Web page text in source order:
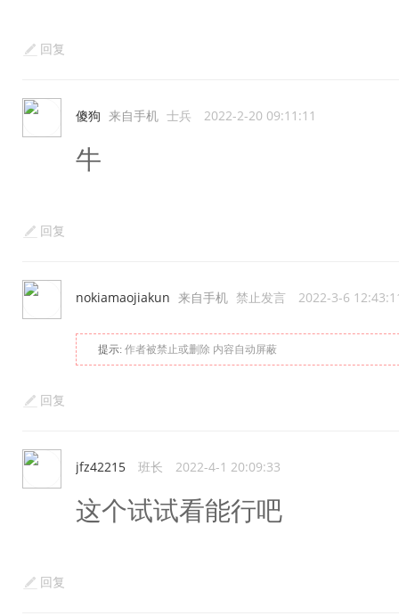
回复
傻狗 来自手机 士兵 2022-2-20 09:11:11
牛
回复
nokiamaojiakun 来自手机 禁止发言 2022-3-6
提示: 作者被禁止或删除 内容自动屏蔽
回复
jfz42215 班长 2022-4-1 20:09:33
这个试试看能行吧
回复